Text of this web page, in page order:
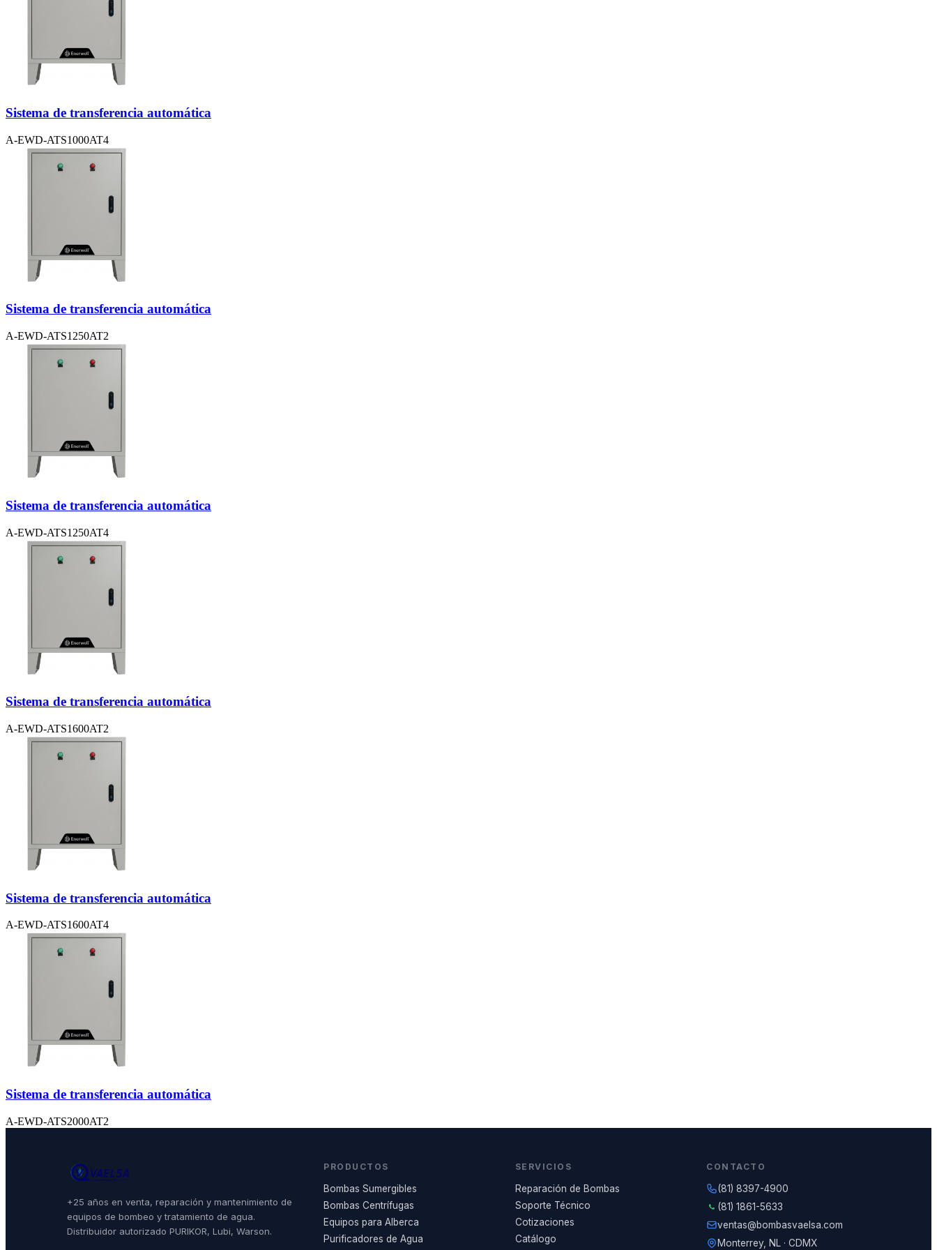
Sistema de transferencia automática
A-EWD-ATS1000AT4
Sistema de transferencia automática
A-EWD-ATS1250AT2
Sistema de transferencia automática
A-EWD-ATS1250AT4
Sistema de transferencia automática
A-EWD-ATS1600AT2
Sistema de transferencia automática
A-EWD-ATS1600AT4
Sistema de transferencia automática
A-EWD-ATS2000AT2
+25 años en venta, reparación y mantenimiento de
equipos de bombeo y tratamiento de agua.
Distribuidor autorizado PURIKOR, Lubi, Warson.
PRODUCTOS
Bombas Sumergibles
Bombas Centrífugas
Equipos para Alberca
Purificadores de Agua
SERVICIOS
Reparación de Bombas
Soporte Técnico
Cotizaciones
Catálogo
CONTACTO
(81) 8397-4900
(81) 1861-5633
ventas@bombasvaelsa.com
Monterrey, NL · CDMX